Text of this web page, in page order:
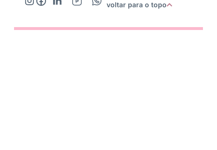
voltar para o topo